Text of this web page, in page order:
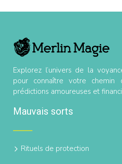
Explorez l’univers de la
pour connaître votre
prédictions amoureuses et
Mauvais sorts
Rituels de protection